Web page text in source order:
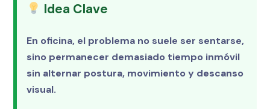
Idea Clave
En oficina, el problema no suele ser sentarse,
sino permanecer demasiado tiempo inmóvil
sin alternar postura, movimiento y descanso
visual.